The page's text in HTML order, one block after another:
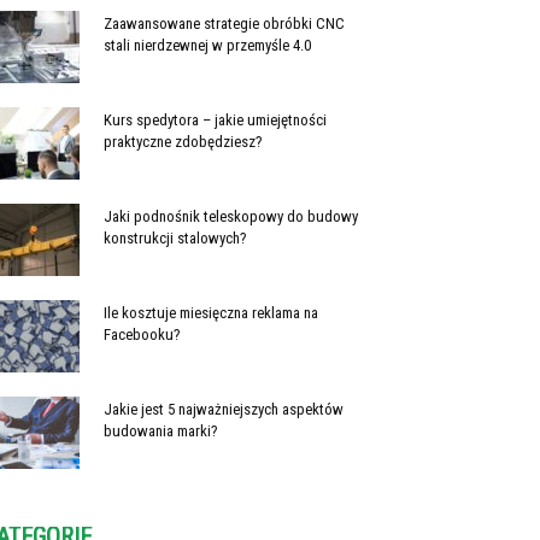
Zaawansowane strategie obróbki CNC
stali nierdzewnej w przemyśle 4.0
Kurs spedytora – jakie umiejętności
praktyczne zdobędziesz?
Jaki podnośnik teleskopowy do budowy
konstrukcji stalowych?
Ile kosztuje miesięczna reklama na
Facebooku?
Jakie jest 5 najważniejszych aspektów
budowania marki?